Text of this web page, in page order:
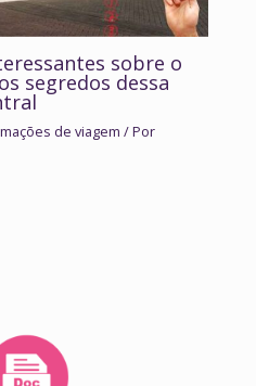
sobre o
segredos dessa
de viagem / Por